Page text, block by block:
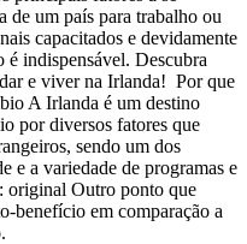
de um país para trabalho ou
capacitados e devidamente
é indispensável. Descubra
e viver na Irlanda! Por que
A Irlanda é um destino
por diversos fatores que
sendo um dos
e a variedade de programas e
original Outro ponto que
benefício em comparação a